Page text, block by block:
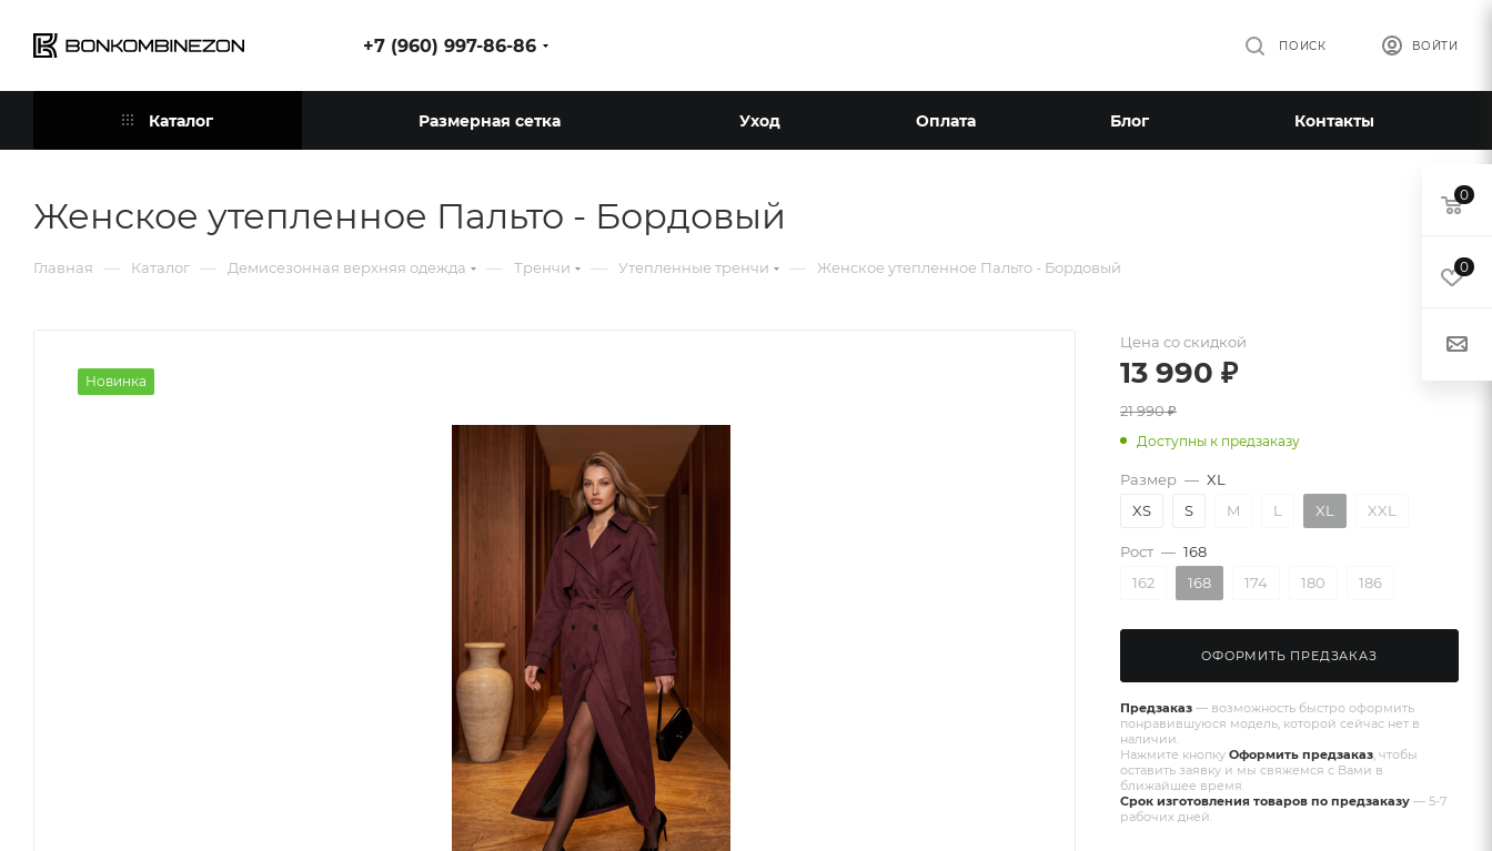
+7 (960) 997-86-86 ВОЙТИ
ПОИСК
Каталог Размерная сетка Уход Оплата Блог Контакты
Женское утепленное Пальто - Бордовый
Главная — Каталог — Демисезонная верхняя одежда — Тренчи — Утепленные тренчи — Женское утепленное Пальто - Бордовый
Новинка
Цена со скидкой
13 990 ₽
21 990₽
Доступны к предзаказу
Размер — XL
XS
S M L XL XXL
Рост — 168
162
168 174 180 186
ОФОРМИТЬ ПРЕДЗАКАЗ
Предзаказ — возможность быстро оформить
понравившуюся модель, которой сейчас нет в
наличии.
Нажмите кнопку Оформить предзаказ , чтобы
оставить заявку и мы свяжемся с Вами в
ближайшее время.
Срок изготовления товаров по предзаказу — 5-7
рабочих дней.
0
0